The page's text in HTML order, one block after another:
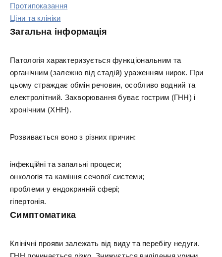
Протипоказання
Ціни та клініки
Загальна інформація
Патологія характеризується функціональним та
органічним (залежно від стадій) ураженням нирок. При
цьому страждає обмін речовин, особливо водний та
електролітний. Захворювання буває гострим (ГНН) і
хронічним (ХНН).
Розвивається воно з різних причин:
інфекційні та запальні процеси;
онкологія та каміння сечової системи;
проблеми у ендокринній сфері;
гіпертонія.
Симптоматика
Клінічні прояви залежать від виду та перебігу недуги.